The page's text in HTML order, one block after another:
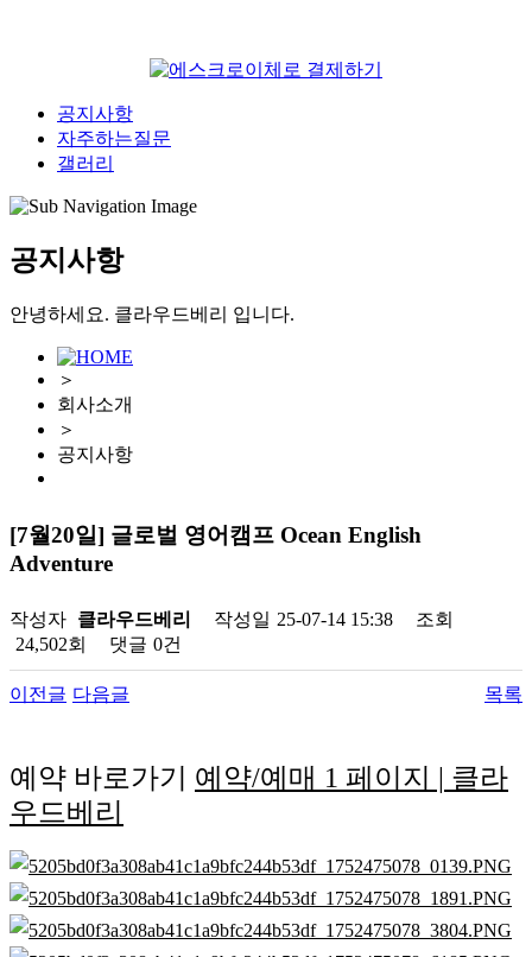
공지사항
자주하는질문
갤러리
공지사항
안녕하세요. 클라우드베리 입니다.
＞
회사소개
＞
공지사항
[7월20일] 글로벌 영어캠프 Ocean English
Adventure
작성자 클라우드베리 작성일 25-07-14 15:38
조회
24,502회
댓글 0건
이전글 다음글 목록
예약 바로가기 예약/예매 1 페이지 | 클라
우드베리